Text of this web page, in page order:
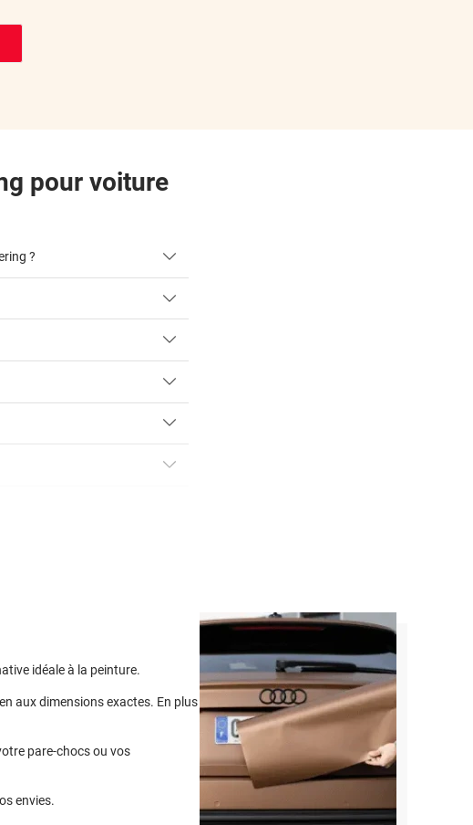
pour voiture
?
covering
idéale à la peinture.
aux dimensions exactes. En plus
pare-chocs ou vos
envies.